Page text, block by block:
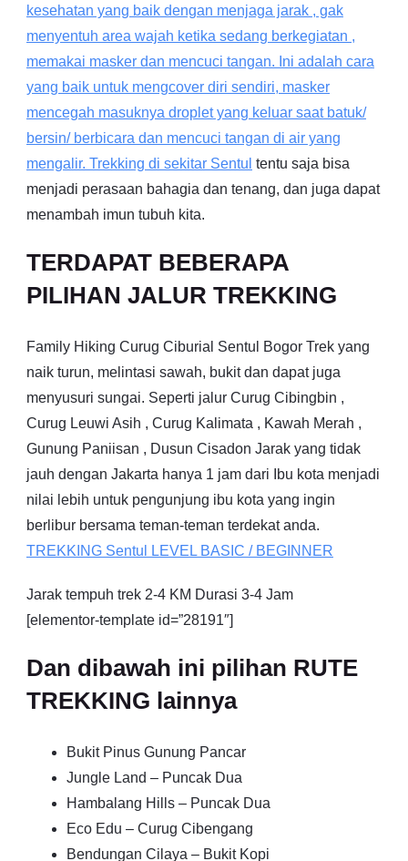
kesehatan yang baik dengan menjaga jarak , gak
menyentuh area wajah ketika sedang berkegiatan ,
memakai masker dan mencuci tangan. Ini adalah cara
yang baik untuk mengcover diri sendiri, masker
mencegah masuknya droplet yang keluar saat batuk/
bersin/ berbicara dan mencuci tangan di air yang
mengalir. Trekking di sekitar Sentul tentu saja bisa
menjadi perasaan bahagia dan tenang, dan juga dapat
menambah imun tubuh kita.
TERDAPAT BEBERAPA
PILIHAN JALUR TREKKING
Family Hiking Curug Ciburial Sentul Bogor Trek yang
naik turun, melintasi sawah, bukit dan dapat juga
menyusuri sungai. Seperti jalur Curug Cibingbin ,
Curug Leuwi Asih , Curug Kalimata , Kawah Merah ,
Gunung Paniisan , Dusun Cisadon Jarak yang tidak
jauh dengan Jakarta hanya 1 jam dari Ibu kota menjadi
nilai lebih untuk pengunjung ibu kota yang ingin
berlibur bersama teman-teman terdekat anda.
TREKKING Sentul LEVEL BASIC / BEGINNER
Jarak tempuh trek 2-4 KM Durasi 3-4 Jam
[elementor-template id=”28191″]
Dan dibawah ini pilihan RUTE
TREKKING lainnya
Bukit Pinus Gunung Pancar
Jungle Land – Puncak Dua
Hambalang Hills – Puncak Dua
Eco Edu – Curug Cibengang
Bendungan Cilaya – Bukit Kopi